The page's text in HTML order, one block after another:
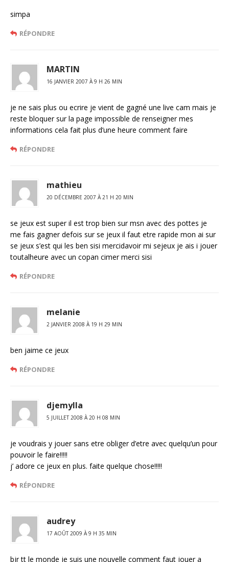
simpa
RÉPONDRE
MARTIN
16 JANVIER 2007 À 9 H 26 MIN
je ne sais plus ou ecrire je vient de gagné une live cam mais je
reste bloquer sur la page impossible de renseigner mes
informations cela fait plus d’une heure comment faire
RÉPONDRE
mathieu
20 DÉCEMBRE 2007 À 21 H 20 MIN
se jeux est super il est trop bien sur msn avec des pottes je
me fais gagner defois sur se jeux il faut etre rapide mon ai sur
se jeux s’est qui les ben sisi mercidavoir mi sejeux je ais i jouer
toutalheure avec un copan cimer merci sisi
RÉPONDRE
melanie
2 JANVIER 2008 À 19 H 29 MIN
ben jaime ce jeux
RÉPONDRE
djemylla
5 JUILLET 2008 À 20 H 08 MIN
je voudrais y jouer sans etre obliger d’etre avec quelqu’un pour
pouvoir le faire!!!!!
j’ adore ce jeux en plus. faite quelque chose!!!!!
RÉPONDRE
audrey
17 AOÛT 2009 À 9 H 35 MIN
bjr tt le monde je suis une nouvelle comment faut jouer a